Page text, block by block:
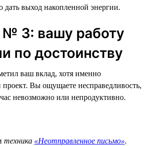
выход накопленной энергии.
№ 3: вашу работу
по достоинству
ваш вклад, хотя именно
Вы ощущаете несправедливость,
невозможно или непродуктивно.
техника «Неотправленное письмо».